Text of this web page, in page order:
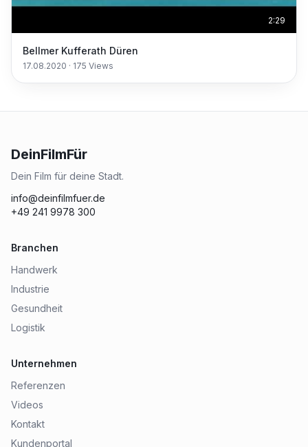
2:29
Bellmer Kufferath Düren
17.08.2020 · 175 Views
DeinFilmFür
Dein Film für deine Stadt.
info@deinfilmfuer.de
+49 241 9978 300
Branchen
Handwerk
Industrie
Gesundheit
Logistik
Unternehmen
Referenzen
Videos
Kontakt
Kundenportal